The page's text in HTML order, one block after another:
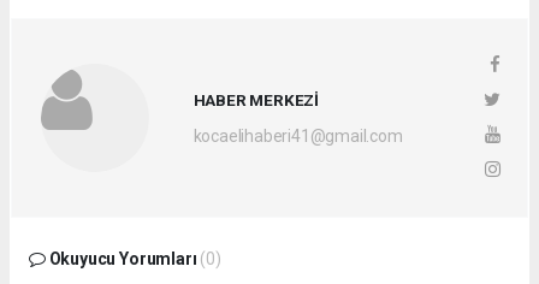
HABER MERKEZİ
kocaelihaberi41@gmail.com
Okuyucu Yorumları (0)